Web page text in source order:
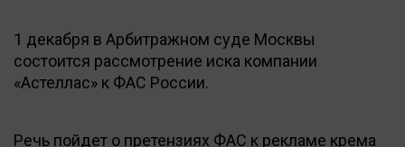
1 декабря в Арбитражном суде Москвы
состоится рассмотрение иска компании
«Астеллас» к ФАС России.
Речь пойдет о претензиях ФАС к рекламе крема